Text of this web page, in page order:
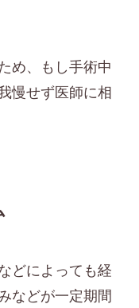
め、もし手術中
慢せず医師に相
どによっても経
などが一定期間